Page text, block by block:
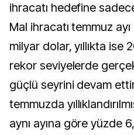
ihracatı hedefine
Mal ihracatı temmuz
milyar dolar, yıllıkta ise
rekor seviyelerde
güçlü seyrini devam
temmuzda
aynı ayına göre yüzde